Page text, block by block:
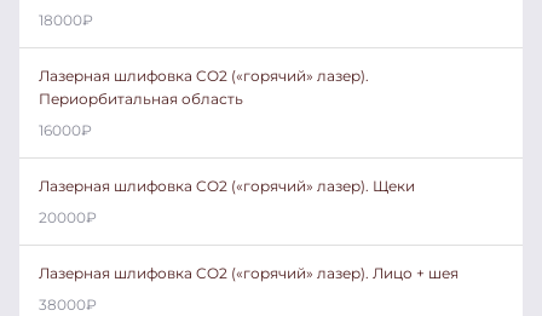
18000₽
Лазерная шлифовка CO2 («горячий» лазер).
Периорбитальная область
16000₽
Лазерная шлифовка CO2 («горячий» лазер). Щеки
20000₽
Лазерная шлифовка CO2 («горячий» лазер). Лицо + шея
38000₽